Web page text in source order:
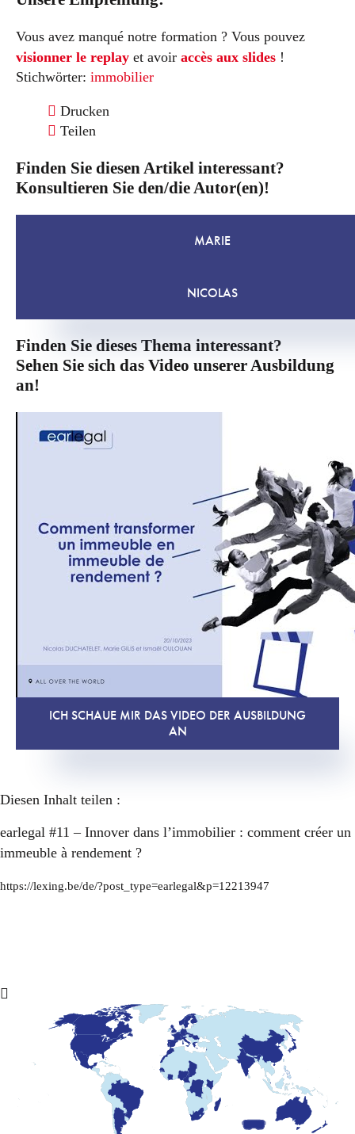
Vous avez manqué notre formation ? Vous pouvez
visionner le replay et avoir accès aux slides !
Stichwörter: immobilier
Drucken
Teilen
Finden Sie diesen Artikel interessant?
Konsultieren Sie den/die Autor(en)!
MARIE
NICOLAS
Finden Sie dieses Thema interessant?
Sehen Sie sich das Video unserer Ausbildung
an!
ICH SCHAUE MIR DAS VIDEO DER AUSBILDUNG
AN
Diesen Inhalt teilen :
earlegal #11 – Innover dans l’immobilier : comment créer un
immeuble à rendement ?
https://lexing.be/de/?post_type=earlegal&p=12213947